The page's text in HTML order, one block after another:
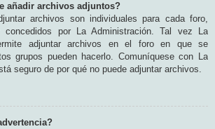
añadir archivos adjuntos?
archivos son individuales para cada foro,
por La Administración. Tal vez La
adjuntar archivos en el foro en que se
grupos pueden hacerlo. Comuníquese con La
seguro de por qué no puede adjuntar archivos.